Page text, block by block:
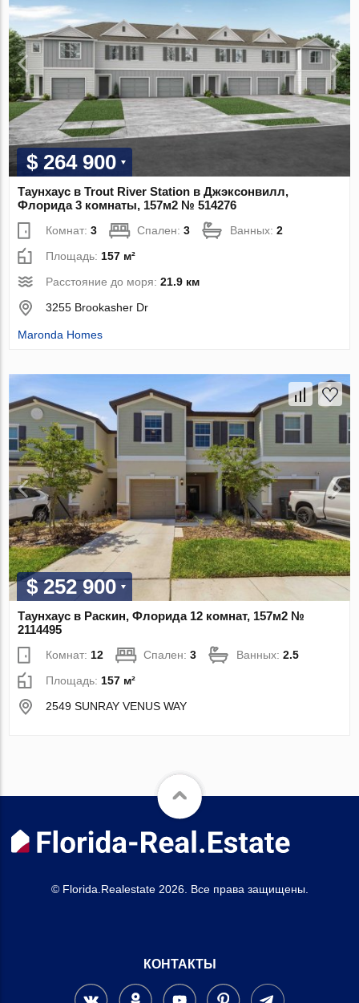
$ 264 900
Таунхаус в Trout River Station в Джэксонвилл,
Флорида 3 комнаты, 157м2 № 514276
Комнат:3 Спален:3 Ванных:2
Площадь: 157 м²
Расстояние до моря:21.9 км
3255 Brookasher Dr
Maronda Homes
$ 252 900
Таунхаус в Раскин, Флорида 12 комнат, 157м2 №
2114495
Комнат:12 Спален:3 Ванных:2.5
Площадь:157 м²
2549 SUNRAY VENUS WAY
© Florida.Realestate 2026. Все права защищены.
КОНТАКТЫ